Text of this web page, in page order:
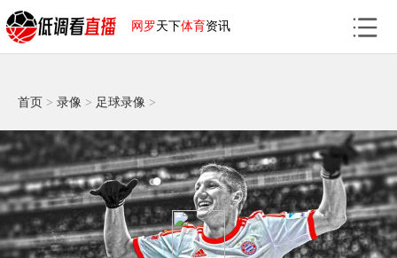
网罗天下体育资讯
首页 > 录像 > 足球录像 >